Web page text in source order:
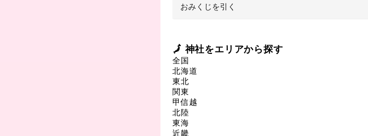
おみくじを引く
🗾 神社をエリアから探す
全国
北海道
東北
関東
甲信越
北陸
東海
近畿